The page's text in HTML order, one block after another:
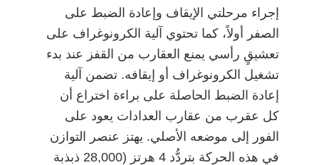
إجراء مرحلتي الإيقاف وإعادة الضبط على
الصفر أولاً، كما تحتوي آلية الكرونوغراف على
تعشيقٍ رأسي يمنع العقارب من القفز عند بدء
تشغيل الكرونوغراف أو إيقافه. تضمن آلية
إعادة الضبط الحاصلة على براءة اختراع أن
كل عقرب من عقارب العدادات يعود على
الفور إلى موضعه الأصلي. يهتز عنصر التوازن
في هذه الحركة بتردُّد 4 هرتز (28,000 ذبذبة